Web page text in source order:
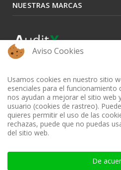
NUESTRAS MARCAS
BIBLIOTECA AUDITOOL -
Aviso Cookies
Usamos cookies en nuestro sitio
esenciales para el
nos ayudan a mejorar el sitio web
usuario (cookies de rastreo).
quieres permitir el uso de las
rechazas, puede que no puedas
del sitio web.
De